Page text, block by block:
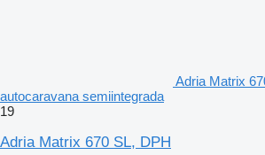
Adria Matrix
autocaravana semiintegrada
19
Adria Matrix 670 SL, DPH